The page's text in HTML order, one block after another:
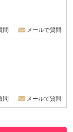
問 メールで質問
問 メールで質問